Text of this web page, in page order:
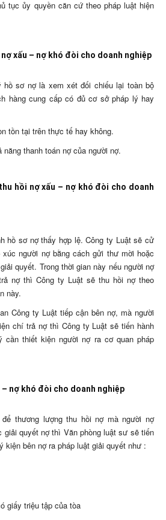
tục ủy quyền căn cứ theo pháp luật hiện
xấu – nợ khó đòi cho doanh nghiệp
hồ sơ nợ là xem xét đối chiếu lại toàn bộ
hàng cung cấp có đủ cơ sở pháp lý hay
tồn tại trên thực tế hay không.
thanh toán nợ của người nợ.
hồi nợ xấu – nợ khó đòi cho doanh
hồ sơ nợ thấy hợp lệ. Công ty Luật sẽ cử
người nợ bằng cách gửi thư mời hoặc
quyết. Trong thời gian này nếu người nợ
nợ thì Công ty Luật sẽ thu hồi nợ theo
này.
Công ty Luật tiếp cận bên nợ, mà người
chí trả nợ thì Công ty Luật sẽ tiến hành
cần thiết kiện người nợ ra cơ quan pháp
– nợ khó đòi cho doanh nghiệp
thương lượng thu hồi nợ mà người nợ
giải quyết nợ thì Văn phòng luật sư sẽ tiến
kiện bên nợ ra pháp luật giải quyết như :
giấy triệu tập của tòa